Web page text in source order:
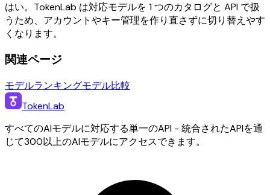
はい。TokenLab は対応モデルを 1 つのカタログと API で扱
うため、アカウントやキー管理を作り直さずに切り替えやす
くなります。
関連ページ
モデルランキングモデル比較
TokenLab
すべてのAIモデルに対応する単一のAPI - 統合されたAPIを通
じて300以上のAIモデルにアクセスできます。